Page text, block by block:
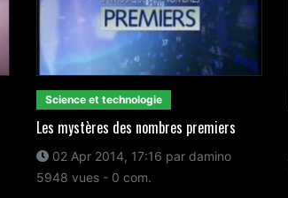
Science et technologie
Les mystères des nombres premiers
02 Apr 2014, 17:16 par damino
5948 vues - 0 com.